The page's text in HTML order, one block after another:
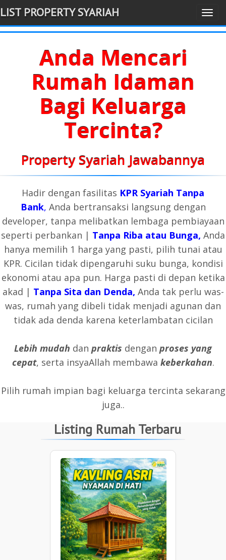
-->
T
o
t
n
LIST PROPERTY SYARIAH
Anda Mencari
Rumah Idaman
Bagi Keluarga
Tercinta?
Property Syariah Jawabannya
Hadir dengan fasilitas KPR Syariah Tanpa
Bank, Anda bertransaksi langsung dengan
developer, tanpa melibatkan lembaga pembiayaan
seperti perbankan | Tanpa Riba atau Bunga, Anda
hanya memilih 1 harga yang pasti, pilih tunai atau
KPR. Cicilan tidak dipengaruhi suku bunga, kondisi
ekonomi atau apa pun. Harga pasti di depan ketika
akad | Tanpa Sita dan Denda, Anda tak perlu was-
was, rumah yang dibeli tidak menjadi agunan dan
tidak ada denda karena keterlambatan cicilan
Lebih mudah dan praktis dengan proses yang
cepat, serta insyaAllah membawa keberkahan.
Pilih rumah impian bagi keluarga tercinta sekarang
juga..
Listing Rumah Terbaru